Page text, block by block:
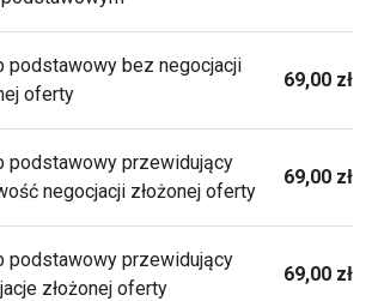
podstawowy bez negocjacji
oferty
69,00 zł
podstawowy przewidujący
negocjacji złożonej oferty
69,00 zł
podstawowy przewidujący
złożonej oferty
69,00 zł